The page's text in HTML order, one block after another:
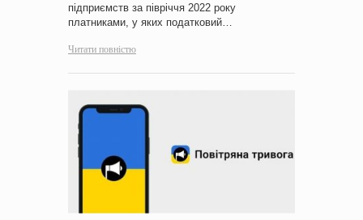
підприємств за півріччя 2022 року
платниками, у яких податковий…
Читати повністю